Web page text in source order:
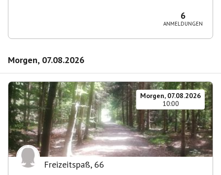
6
ANMELDUNGEN
Morgen, 07.08.2026
Morgen, 07.08.2026
10:00
Freizeitspaß, 66